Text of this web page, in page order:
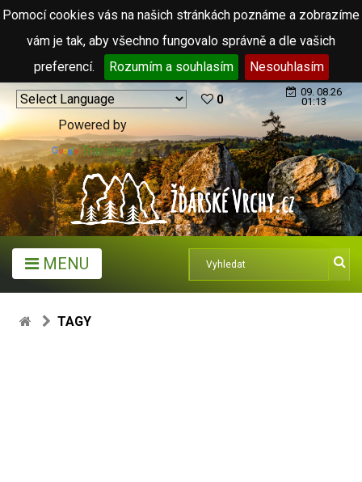
Pomocí cookies vás na našich stránkách poznáme a zobrazíme
vám je tak, aby všechno fungovalo správně a dle vašich
preferencí.
Rozumím a souhlasím Nesouhlasím
Powered by
Translate
0
09. 08.26
01:13
MENU
TAGY